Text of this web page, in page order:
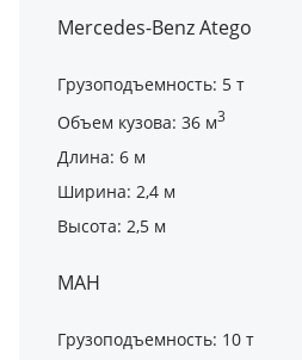
Mercedes-Benz Atego
Грузоподъемность: 5 т
Объем кузова: 36 м3
Длина: 6 м
Ширина: 2,4 м
Высота: 2,5 м
МАН
Грузоподъемность: 10 т